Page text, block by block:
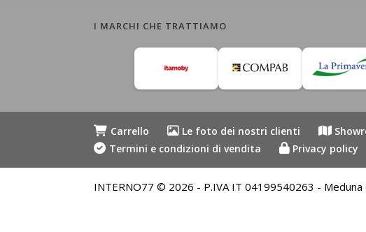
I MARCHI CHE TRATTIAMO
Carrello Le foto dei nostri clienti
Termini e condizioni di vendita
Privacy policy
INTERNO77 © 2026 - P.IVA IT 04199540263 -